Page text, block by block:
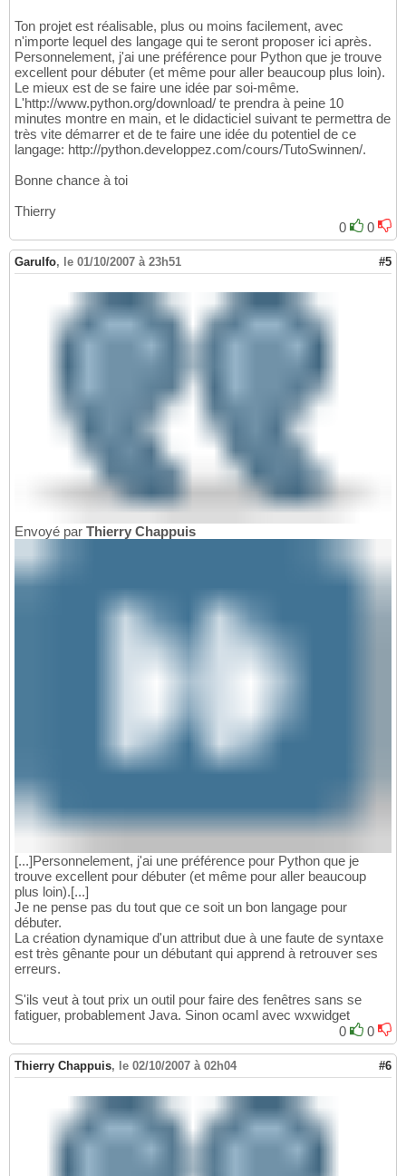
Ton projet est réalisable, plus ou moins facilement, avec
n'importe lequel des langage qui te seront proposer ici après.
Personnelement, j'ai une préférence pour Python que je trouve
excellent pour débuter (et même pour aller beaucoup plus loin).
Le mieux est de se faire une idée par soi-même.
L'http://www.python.org/download/ te prendra à peine 10
minutes montre en main, et le didacticiel suivant te permettra de
très vite démarrer et de te faire une idée du potentiel de ce
langage: http://python.developpez.com/cours/TutoSwinnen/.
Bonne chance à toi
Thierry
0
0
Garulfo, le 01/10/2007 à 23h51 #5
Envoyé par Thierry Chappuis
[...]Personnelement, j'ai une préférence pour Python que je
trouve excellent pour débuter (et même pour aller beaucoup
plus loin).[...]
Je ne pense pas du tout que ce soit un bon langage pour
débuter.
La création dynamique d'un attribut due à une faute de syntaxe
est très gênante pour un débutant qui apprend à retrouver ses
erreurs.
S'ils veut à tout prix un outil pour faire des fenêtres sans se
fatiguer, probablement Java. Sinon ocaml avec wxwidget
0
0
Thierry Chappuis, le 02/10/2007 à 02h04 #6